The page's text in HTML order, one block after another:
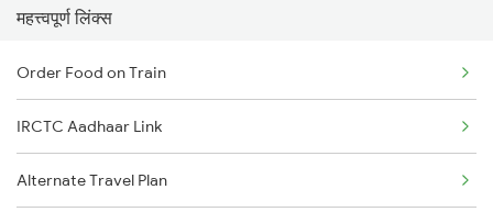
महत्त्वपूर्ण लिंक्स
Order Food on Train
IRCTC Aadhaar Link
Alternate Travel Plan